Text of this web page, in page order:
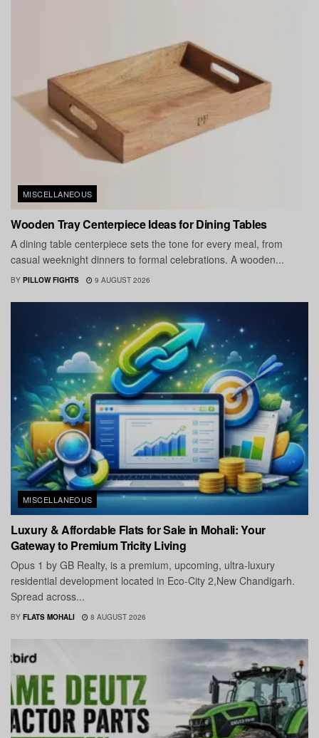
MISCELLANEOUS
Wooden Tray Centerpiece Ideas for Dining Tables
A dining table centerpiece sets the tone for every meal, from
casual weeknight dinners to formal celebrations. A wooden...
BY PILLOW FIGHTS 9 AUGUST 2026
MISCELLANEOUS
Luxury & Affordable Flats for Sale in Mohali: Your
Gateway to Premium Tricity Living
Opus 1 by GB Realty, is a premium, upcoming, ultra-luxury
residential development located in Eco-City 2,New Chandigarh.
Spread across...
BY FLATS MOHALI 8 AUGUST 2026